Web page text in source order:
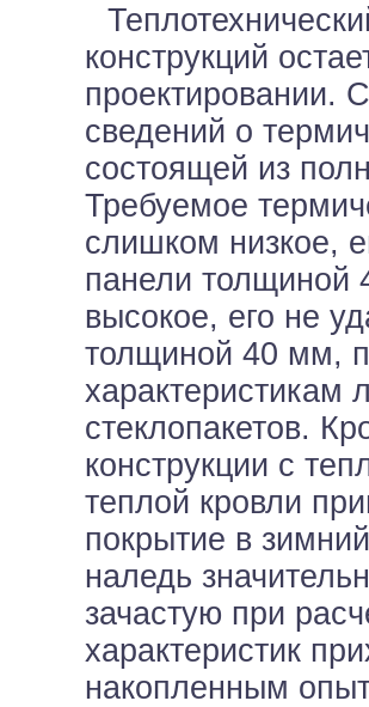
конструкций
проектировании.
сведений о
состоящей из
Требуемое
слишком низкое,
панели толщиной
высокое, его не
толщиной 40 мм,
стеклопакетов.
конструкции с
теплой кровли
покрытие в
наледь
зачастую при
характеристик
накопленным